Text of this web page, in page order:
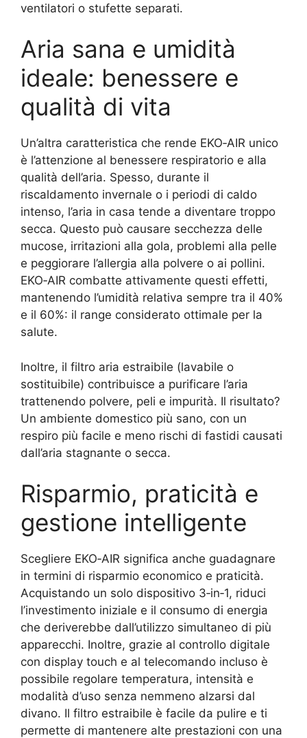
ventilatori o stufette separati.
Aria sana e umidità
ideale: benessere e
qualità di vita
Un’altra caratteristica che rende EKO‑AIR unico
è l’attenzione al benessere respiratorio e alla
qualità dell’aria. Spesso, durante il
riscaldamento invernale o i periodi di caldo
intenso, l’aria in casa tende a diventare troppo
secca. Questo può causare secchezza delle
mucose, irritazioni alla gola, problemi alla pelle
e peggiorare l’allergia alla polvere o ai pollini.
EKO‑AIR combatte attivamente questi effetti,
mantenendo l’umidità relativa sempre tra il 40%
e il 60%: il range considerato ottimale per la
salute.
Inoltre, il filtro aria estraibile (lavabile o
sostituibile) contribuisce a purificare l’aria
trattenendo polvere, peli e impurità. Il risultato?
Un ambiente domestico più sano, con un
respiro più facile e meno rischi di fastidi causati
dall’aria stagnante o secca.
Risparmio, praticità e
gestione intelligente
Scegliere EKO‑AIR significa anche guadagnare
in termini di risparmio economico e praticità.
Acquistando un solo dispositivo 3‑in‑1, riduci
l’investimento iniziale e il consumo di energia
che deriverebbe dall’utilizzo simultaneo di più
apparecchi. Inoltre, grazie al controllo digitale
con display touch e al telecomando incluso è
possibile regolare temperatura, intensità e
modalità d’uso senza nemmeno alzarsi dal
divano. Il filtro estraibile è facile da pulire e ti
permette di mantenere alte prestazioni con una